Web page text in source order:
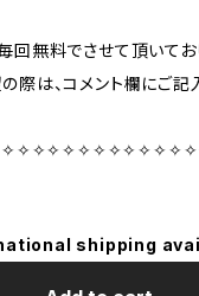
無料でさせて頂いてお
際は、コメント欄にご記
shipping